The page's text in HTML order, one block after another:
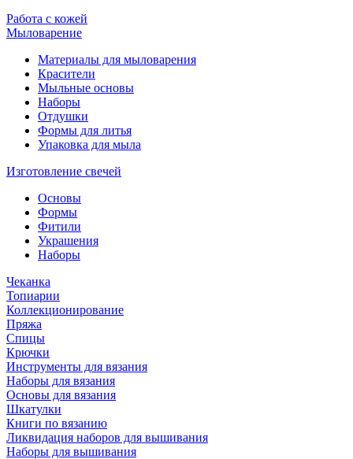
Работа с кожей
Мыловарение
Материалы для мыловарения
Красители
Мыльные основы
Наборы
Отдушки
Формы для литья
Упаковка для мыла
Изготовление свечей
Основы
Формы
Фитили
Украшения
Наборы
Чеканка
Топиарии
Коллекционирование
Пряжа
Спицы
Крючки
Инструменты для вязания
Наборы для вязания
Основы для вязания
Шкатулки
Книги по вязанию
Ликвидация наборов для вышивания
Наборы для вышивания